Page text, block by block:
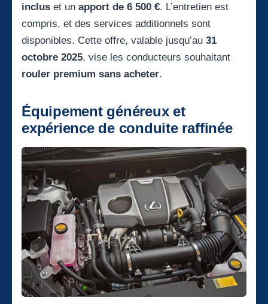
inclus et un apport de 6 500 €. L’entretien est
compris, et des services additionnels sont
disponibles. Cette offre, valable jusqu’au 31
octobre 2025, vise les conducteurs souhaitant
rouler premium sans acheter.
Équipement généreux et
expérience de conduite raffinée